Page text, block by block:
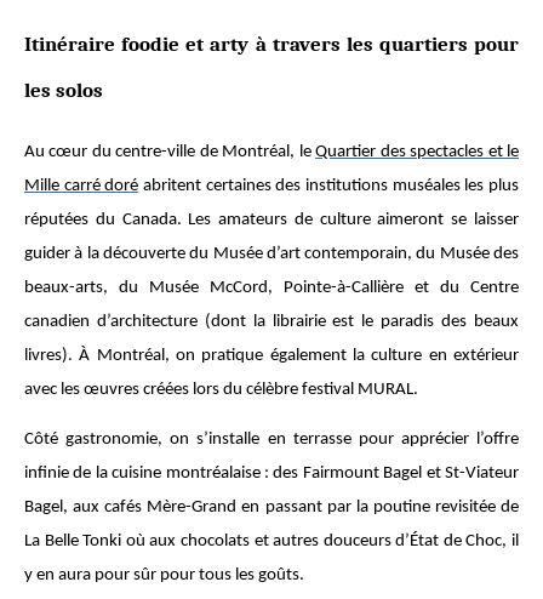
Itinéraire foodie et arty à travers les quartiers pour
les solos
Au cœur du centre-ville de Montréal, leQuartier des spectacles et le
Mille carré doré abritent certaines des institutions muséales les plus
réputées du Canada. Les amateurs de culture aimeront se laisser
guider à la découverte du Musée d’art contemporain, du Musée des
beaux-arts, du Musée McCord, Pointe-à-Callière et du Centre
canadien d’architecture (dont la librairie est le paradis des beaux
livres). À Montréal, on pratique également la culture en extérieur
avec les œuvres créées lors du célèbre festival MURAL.
Côté gastronomie, on s’installe en terrasse pour apprécier l’offre
infinie de la cuisine montréalaise : des Fairmount Bagel et St-Viateur
Bagel, aux cafés Mère-Grand en passant par la poutine revisitée de
La Belle Tonki où aux chocolats et autres douceurs d’État de Choc, il
y en aura pour sûr pour tous les goûts.